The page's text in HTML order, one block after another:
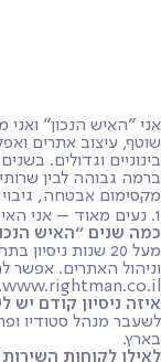
אני ״האיש הנכון״ ואני
שוטף, עיצוב אתרים
בינוניים וגדולים.
ברמה גבוהה לבין
מקסימום אבטחה,
1. נעים מאוד – אני האיש הנכון
כמה שנים ״האיש
מעל 20 שנות
וניהול האתרים.
www.rightman.co.il.
איזה ניסיון קודם יש
לשעבר מנהל סטודיו
בארץ.
לאילו לקוחות